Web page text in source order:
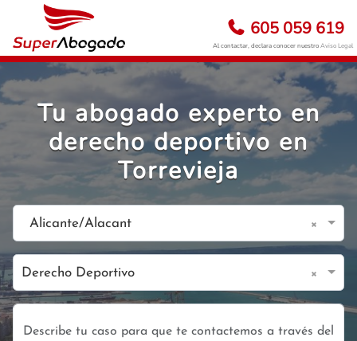
605 059 619
Al contactar, declara conocer nuestroAviso Legal
Tu abogado experto en
derecho deportivo en
Torrevieja
Alicante/Alacant ×
Derecho Deportivo ×